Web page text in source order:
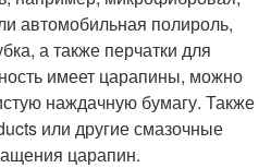
автомобильная полироль,
а также перчатки для
имеет царапины, можно
наждачную бумагу. Также
или другие смазочные
царапин.